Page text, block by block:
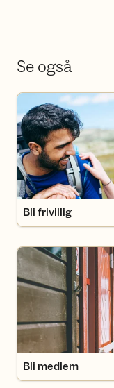
Se også
Bli frivillig
Bli frivillig
Bli medlem
Bli medlem